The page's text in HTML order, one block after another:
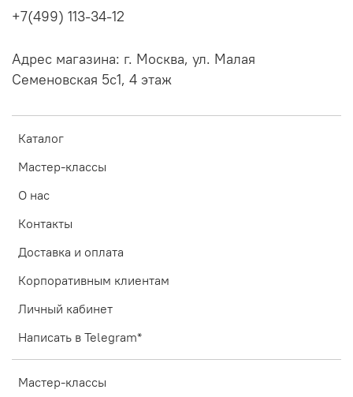
Каталог
Мастер-классы
О нас
Контакты
Доставка и оплата
Корпоративным клиентам
Личный кабинет
Написать в Telegram*
Мастер-классы
+7(499) 113-34-12
Адрес магазина: г. Москва, ул. Малая
Семеновская 5с1, 4 этаж